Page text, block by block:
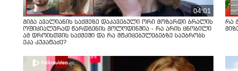
04:01
გიგა ავალიანის საქმეზე დაკავებული ორი მოზარდი ბრალის
ოფიციალურად წარდგენის მოლოდინშია - რა არის ცნობილი
ამ დროისთვის საქმეში და რა მტკიცებულებებზე საუბრობს
ეკა კუპატაძე?
რა